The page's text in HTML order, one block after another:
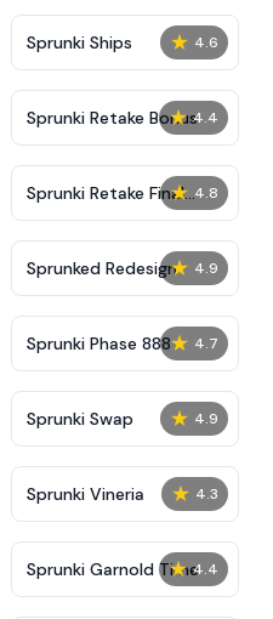
★ 4.6
Sprunki Ships
★ 4.4
Sprunki Retake Bonus
★ 4.8
Sprunki Retake Final
Update
★ 4.9
Sprunked Redesign
★ 4.7
Sprunki Phase 888
★ 4.9
Sprunki Swap
★ 4.3
Sprunki Vineria
★ 4.4
Sprunki Garnold Time